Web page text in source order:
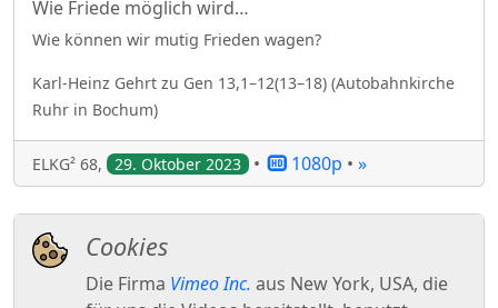
Wie Friede möglich wird…
Wie können wir mutig Frieden wagen?
Karl-Heinz Gehrt zu Gen 13,1–12(13–18) (Autobahnkirche
Ruhr in Bochum)
ELKG² 68, 29. Oktober 2023 • 1080p • »